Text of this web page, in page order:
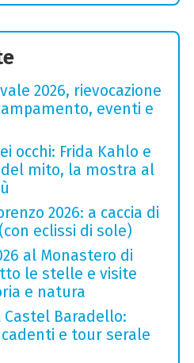
2026, rievocazione
eventi e
occhi: Frida Kahlo e
mito, la mostra al
2026: a caccia di
eclissi di sole)
al Monastero di
le stelle e visite
e natura
Castel Baradello:
e tour serale